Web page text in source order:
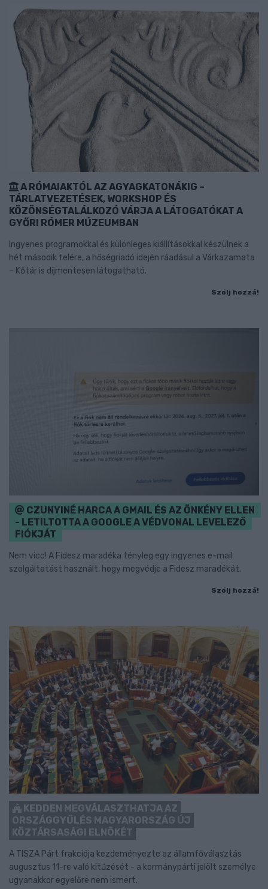
A RÓMAIAKTÓL AZ AGYAGKATONÁKIG –
TÁRLATVEZETÉSEK, WORKSHOP ÉS
KÖZÖNSÉGTALÁLKOZÓ VÁRJA A LÁTOGATÓKAT A
GYŐRI RÓMER MÚZEUMBAN
Ingyenes programokkal és különleges kiállításokkal készülnek a
hét második felére, a hőségriadó idején ráadásul a Várkazamata
– Kőtár is díjmentesen látogatható.
Szólj hozzá!
CZUNYINÉ HARCA A GMAIL ÉS AZ ÖNKÉNY ELLEN
- LETILTOTTA A GOOGLE A VÉDVONAL LEVELEZŐ
FIÓKJÁT
Nem vicc! A Fidesz maradéka tényleg egy ingyenes e-mail
szolgáltatást használt, hogy megvédje a Fidesz maradékát.
Szólj hozzá!
KEDDEN MEGVÁLASZTHATJA AZ
ORSZÁGGYŰLÉS MAGYARORSZÁG ÚJ
KÖZTÁRSASÁGI ELNÖKÉT
A TISZA Párt frakciója kezdeményezte az államfőválasztás
augusztus 11-re való kitűzését - a kormánypárti jelölt személye
ugyanakkor egyelőre nem ismert.